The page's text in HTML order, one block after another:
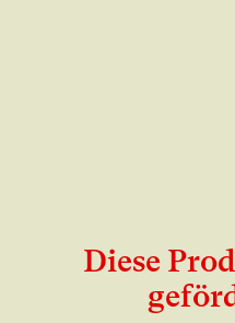
Diese